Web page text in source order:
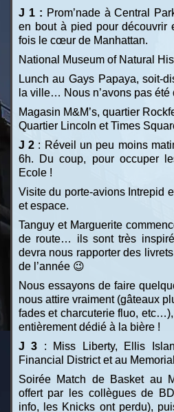
J 1 : Prom’nade à Central
en bout à pied pour découvrir
fois le cœur de Manhattan.
National Museum of Natural
Lunch au Gays Papaya, soit-
la ville… Nous n’avons pas été
Magasin M&M’s, quartier
Quartier Lincoln et Times
J 2 : Réveil un peu moins
6h. Du coup, pour occuper
Ecole !
Visite du porte-avions Intrepid
et espace.
Tanguy et Marguerite
de route… ils sont très
devra nous rapporter des
de l’année 😉
Nous essayons de faire
nous attire vraiment (gâteaux
fades et charcuterie fluo, etc…),
entièrement dédié à la bière !
J 3 : Miss Liberty, Ellis
Financial District et au
Soirée Match de Basket au
offert par les collègues de
info, les Knicks ont perdu),